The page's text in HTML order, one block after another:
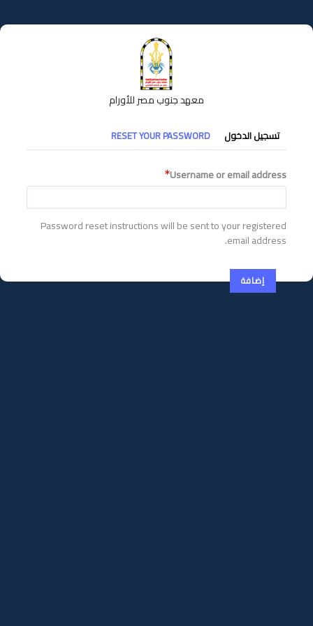
إلى
المحتوى
معهد جنوب مصر للأورام
التبويبات
الأساسية
تسجيل الدخول RESET YOUR PASSWORD
Username or email address
Password reset instructions will be sent to your registered
email address.